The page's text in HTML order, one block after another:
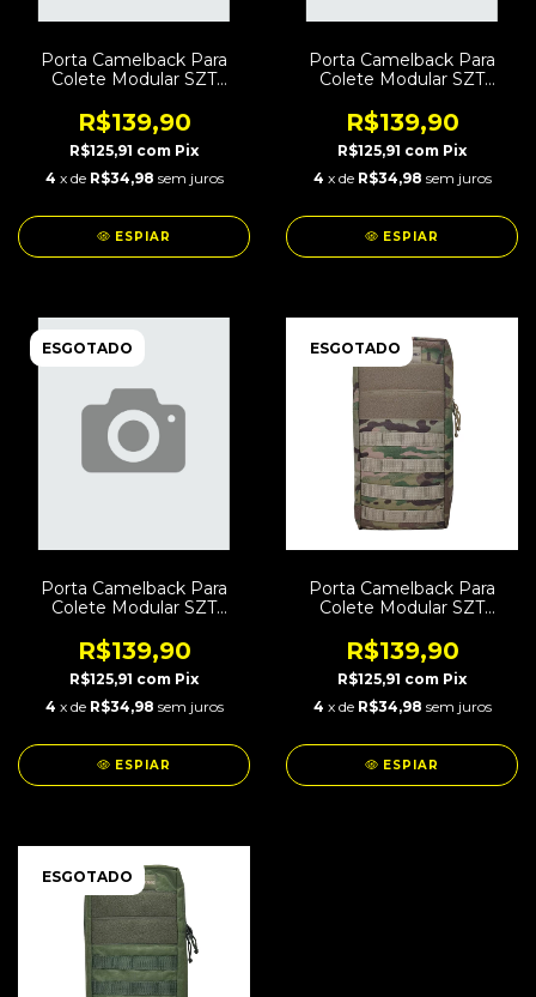
Porta Camelback Para
Colete Modular SZT
R$139,90
R$125,91 com Pix
4 x de R$34,98 sem juros
ESPIAR
Porta Camelback Para
Colete Modular SZT
R$139,90
R$125,91 com Pix
4 x de R$34,98 sem juros
ESPIAR
ESGOTADO
Porta Camelback Para
Colete Modular SZT
R$139,90
R$125,91 com Pix
4 x de R$34,98 sem juros
ESPIAR
ESGOTADO
Porta Camelback Para
Colete Modular SZT
R$139,90
R$125,91 com Pix
4 x de R$34,98 sem juros
ESPIAR
ESGOTADO